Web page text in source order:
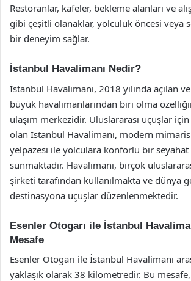
Restoranlar, kafeler, bekleme alanları ve
gibi çeşitli olanaklar, yolculuk öncesi veya
bir deneyim sağlar.
İstanbul Havalimanı Nedir?
İstanbul Havalimanı, 2018 yılında açılan
büyük havalimanlarından biri olma
ulaşım merkezidir. Uluslararası uçuşlar
olan İstanbul Havalimanı, modern
yelpazesi ile yolculara konforlu bir
sunmaktadır. Havalimanı, birçok
şirketi tarafından kullanılmakta ve dünya
destinasyona uçuşlar düzenlenmektedir.
Esenler Otogarı ile İstanbul
Mesafe
Esenler Otogarı ile İstanbul Havalimanı
yaklaşık olarak 38 kilometredir. Bu